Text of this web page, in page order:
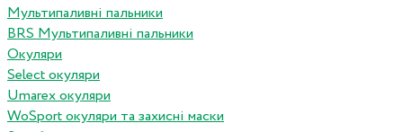
Мультипаливні пальники
BRS Мультипаливні пальники
Окуляри
Select окуляри
Umarex окуляри
WoSport окуляри та захисні маски